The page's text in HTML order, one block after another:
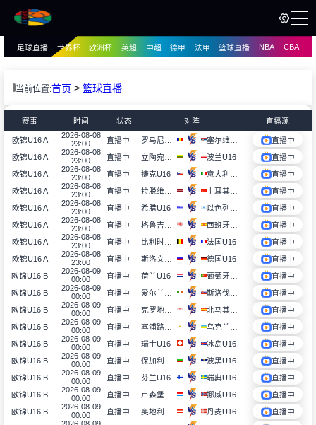
播
讯
像
足球直播 世界杯 欧洲杯 英超 中超 德甲 法甲 篮球直播 NBA CBA
当前位置:首页 > 篮球直播
赛事 时间 状态 对阵 直播源
欧锦U16 A
2026-08-08
23:00
直播中
直播中
欧锦U16 A
2026-08-08
23:00
直播中 波兰U16
直播中
欧锦U16 A
2026-08-08
23:00
直播中 捷克U16
直播中
欧锦U16 A
2026-08-08
23:00
直播中
直播中
欧锦U16 A
2026-08-08
23:00
直播中 希腊U16
直播中
欧锦U16 A
2026-08-08
23:00
直播中
直播中
欧锦U16 A
2026-08-08
23:00
直播中 比利时U16 法国U16
直播中
欧锦U16 A
2026-08-08
23:00
直播中 斯洛文尼亚U16 德国U16
直播中
欧锦U16 B
2026-08-09
00:00
直播中 荷兰U16
直播中
欧锦U16 B
2026-08-09
00:00
直播中
直播中
欧锦U16 B
2026-08-09
00:00
直播中 克罗地亚U16
直播中
欧锦U16 B
2026-08-09
00:00
直播中 塞浦路斯U16
直播中
欧锦U16 B
2026-08-09
00:00
直播中 瑞士U16 冰岛U16
直播中
欧锦U16 B
2026-08-09
00:00
直播中 波黑U16
直播中
欧锦U16 B
2026-08-09
00:00
直播中 芬兰U16 瑞典U16
直播中
欧锦U16 B
2026-08-09
00:00
直播中 挪威U16
直播中
欧锦U16 B
2026-08-09
00:00
直播中 丹麦U16
直播中